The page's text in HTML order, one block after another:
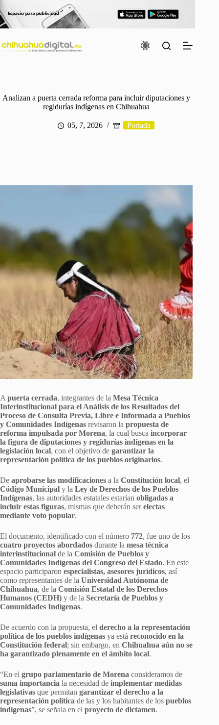
Saltar
al
contenido
Analizan a puerta cerrada reforma para incluir diputaciones y
regidurías indígenas en Chihuahua
05, 7, 2026 Portada
A puerta cerrada, integrantes de la Mesa Técnica
Interinstitucional para el Análisis de los Resultados del
Proceso de Consulta Previa, Libre e Informada a Pueblos
y Comunidades Indígenas revisaron la propuesta de
reforma impulsada por Morena, la cual busca incorporar
la figura de diputaciones y regidurías indígenas en la
legislación local, con el objetivo de garantizar la
representación política de los pueblos originarios.
De aprobarse las modificaciones a la Constitución local, el
Código Municipal y la Ley de Derechos de los Pueblos
Indígenas, las autoridades estatales estarían obligadas a
incluir estas figuras, mismas que deberán serelectas
mediante voto popular.
El documento, identificado con el número 772, fue uno de los
cuatro proyectos abordados durante la mesa técnica
interinstitucional de la Comisión de Pueblos y
Comunidades Indígenas del Congreso del Estado. En este
espacio participaron especialistas, asesores jurídicos, así
como representantes de la Universidad Autónoma de
Chihuahua, de la Comisión Estatal de los Derechos
Humanos (CEDH) y de la Secretaría de Pueblos y
Comunidades Indígenas.
De acuerdo con la propuesta, el derecho a la representación
política de los pueblos indígenas ya está reconocido en la
Constitución federal; sin embargo, en Chihuahua aún no se
ha garantizado plenamente en el ámbito local.
“En el grupo parlamentario de Morena consideramos de
suma importancia la necesidad de implementar medidas
legislativas que permitan garantizar el derecho a la
representación política de las y los habitantes de los pueblos
indígenas”, se señala en el proyecto de dictamen.